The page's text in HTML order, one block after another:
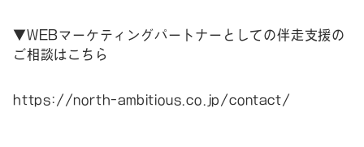
▼WEBマーケティングパートナーとしての伴走支援の
ご相談はこちら
https://north-ambitious.co.jp/contact/